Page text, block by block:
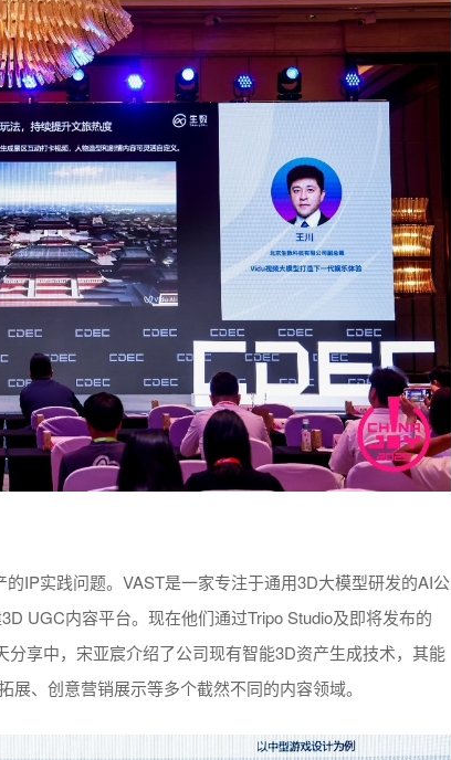
IP实践问题。VAST是一家专注于通用3D大模型研发的AI公
UGC内容平台。现在他们通过Tripo Studio及即将发布的
享中，宋亚宸介绍了公司现有智能3D资产生成技术，其能
、创意营销展示等多个截然不同的内容领域。